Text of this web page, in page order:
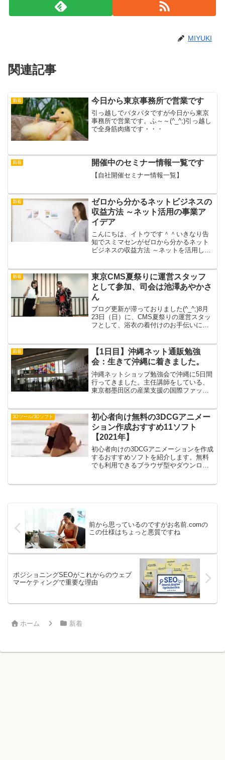
MIYUKI
関連記事
新着 今日から東京事務所で営業です
引っ越しでバタバタですが今日から東京
事務所で営業です。ふ～～(^_^;)引っ越し
で全身筋肉痛です・・・
新着 開催中のセミナー情報一覧です
【自社開催セミナー情報一覧】
新着
ゼロから分かるネットビジネスの
収益方法 ～ネット活用の事業ア
イデア
こんにちは、イトウです＾＾いきなり告
知でスミマセンがゼロから分かるネット
ビジネスの収益方法 ～ネットを活用した
の収益方法ってとても分かりにくいです
よね。インターネットビ...
新着
東京CMS夏祭りに運営スタッフ
として参加、司会は池澤あやかさ
ん
ブログ更新が滞っておりました(^_^;)8月
23日（日）に、CMS夏祭りの運営スタッ
フとして、浴衣の着付けのお手伝いに行
あまり参加したことがなかったので新鮮
でしたね〜私...
新着
【1日目】沖縄ネット通販勉強
会：生きて沖縄に着きました。
沖縄ネットショップ勉強会で沖縄に5日間
行ってきました。主任講師をしている、
東京都墨田区の産業支援の国際ファッシ
会のスピンオフ企画として「沖縄ネット
ショップ勉強会」が1...
3Dツール/3Dソフト
初心者向け無料の3DCGアニメー
ション作成おすすめ11ソフト
【2021年】
初心者向けの3DCGアニメーションを作成
するおすすめソフトを紹介します。無料
でも利用できるブラウザ型やダウンロー
前から思っているのですがお名前.comの
この仕様はちょっと悪質ですね
ポジショニングSEOがこれからのウェブ
マーケティングで重要な理由
ホーム 新着